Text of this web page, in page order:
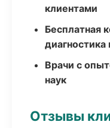
клиентами
Бесплатная
Врачи с
наук
Отзывы